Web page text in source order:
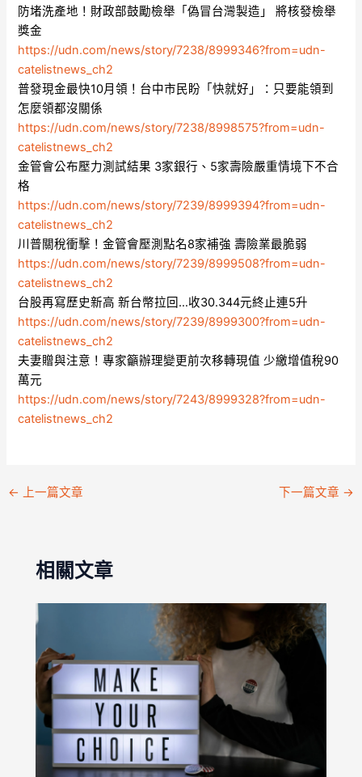
防堵洗產地！財政部鼓勵檢舉「偽冒台灣製造」 將核發檢舉
獎金
https://udn.com/news/story/7238/8999346?from=udn-
catelistnews_ch2
普發現金最快10月領！台中市民盼「快就好」：只要能領到
怎麼領都沒關係
https://udn.com/news/story/7238/8998575?from=udn-
catelistnews_ch2
金管會公布壓力測試結果 3家銀行、5家壽險嚴重情境下不合
格
https://udn.com/news/story/7239/8999394?from=udn-
catelistnews_ch2
川普關稅衝擊！金管會壓測點名8家補強 壽險業最脆弱
https://udn.com/news/story/7239/8999508?from=udn-
catelistnews_ch2
台股再寫歷史新高 新台幣拉回…收30.344元終止連5升
https://udn.com/news/story/7239/8999300?from=udn-
catelistnews_ch2
夫妻贈與注意！專家籲辦理變更前次移轉現值 少繳增值稅90
萬元
https://udn.com/news/story/7243/8999328?from=udn-
catelistnews_ch2
← 上一篇文章 下一篇文章 →
相關文章